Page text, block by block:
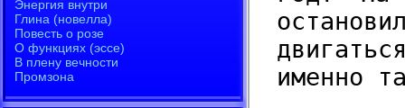
именно